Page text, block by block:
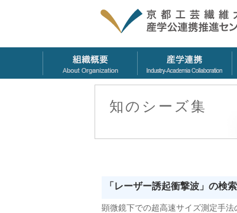
知のシーズ集
「レーザー誘起衝撃波」の検
顕微鏡下での超高速サイズ測定手法